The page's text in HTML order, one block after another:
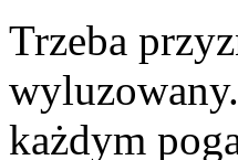
Trzeba
każdym